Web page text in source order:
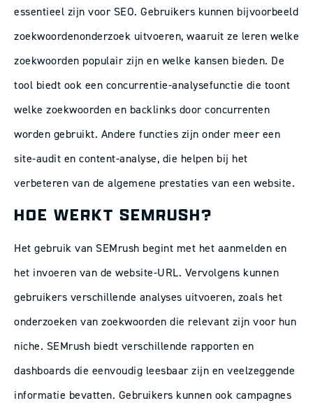
essentieel zijn voor SEO. Gebruikers kunnen bijvoorbeeld
zoekwoordenonderzoek uitvoeren, waaruit ze leren welke
zoekwoorden populair zijn en welke kansen bieden. De
tool biedt ook een concurrentie-analysefunctie die toont
welke zoekwoorden en backlinks door concurrenten
worden gebruikt. Andere functies zijn onder meer een
site-audit en content-analyse, die helpen bij het
verbeteren van de algemene prestaties van een website.
HOE WERKT SEMRUSH?
Het gebruik van SEMrush begint met het aanmelden en
het invoeren van de website-URL. Vervolgens kunnen
gebruikers verschillende analyses uitvoeren, zoals het
onderzoeken van zoekwoorden die relevant zijn voor hun
niche. SEMrush biedt verschillende rapporten en
dashboards die eenvoudig leesbaar zijn en veelzeggende
informatie bevatten. Gebruikers kunnen ook campagnes